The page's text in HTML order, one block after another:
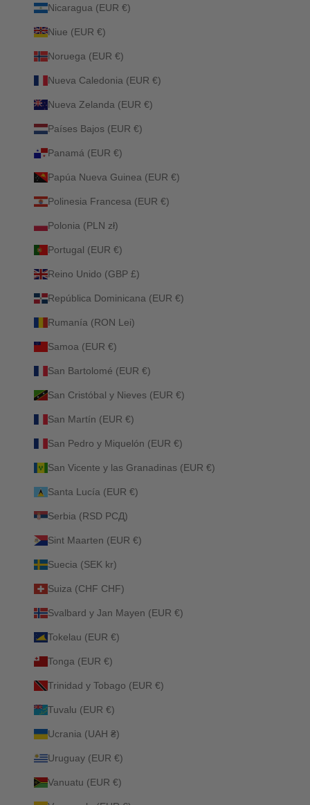
Nicaragua (EUR €)
Niue (EUR €)
Noruega (EUR €)
Nueva Caledonia (EUR €)
Nueva Zelanda (EUR €)
Países Bajos (EUR €)
Panamá (EUR €)
Papúa Nueva Guinea (EUR €)
Polinesia Francesa (EUR €)
Polonia (PLN zł)
Portugal (EUR €)
Reino Unido (GBP £)
República Dominicana (EUR €)
Rumanía (RON Lei)
Samoa (EUR €)
San Bartolomé (EUR €)
San Cristóbal y Nieves (EUR €)
San Martín (EUR €)
San Pedro y Miquelón (EUR €)
San Vicente y las Granadinas (EUR €)
Santa Lucía (EUR €)
Serbia (RSD РСД)
Sint Maarten (EUR €)
Suecia (SEK kr)
Suiza (CHF CHF)
Svalbard y Jan Mayen (EUR €)
Tokelau (EUR €)
Tonga (EUR €)
Trinidad y Tobago (EUR €)
Tuvalu (EUR €)
Ucrania (UAH ₴)
Uruguay (EUR €)
Vanuatu (EUR €)